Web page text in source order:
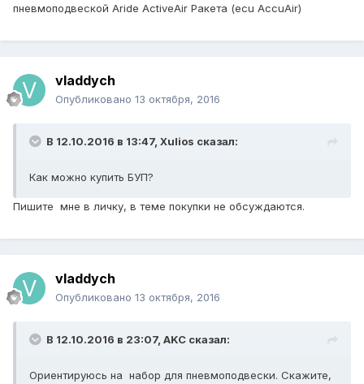
пневмоподвеской Aride ActiveAir Ракета (ecu AccuAir)
vladdych
Опубликовано 13 октября, 2016
В 12.10.2016 в 13:47, Xulios сказал:
Как можно купить БУП?
Пишите мне в личку, в теме покупки не обсуждаются.
vladdych
Опубликовано 13 октября, 2016
В 12.10.2016 в 23:07, AKC сказал:
Ориентируюсь на набор для пневмоподвески. Скажите,